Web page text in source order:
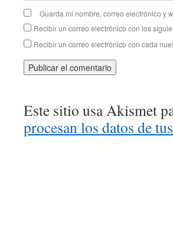
Guarda mi nombre, correo electrónico y
Recibir un correo electrónico con los
Recibir un correo electrónico con cada
Este sitio usa Akismet
procesan los datos de